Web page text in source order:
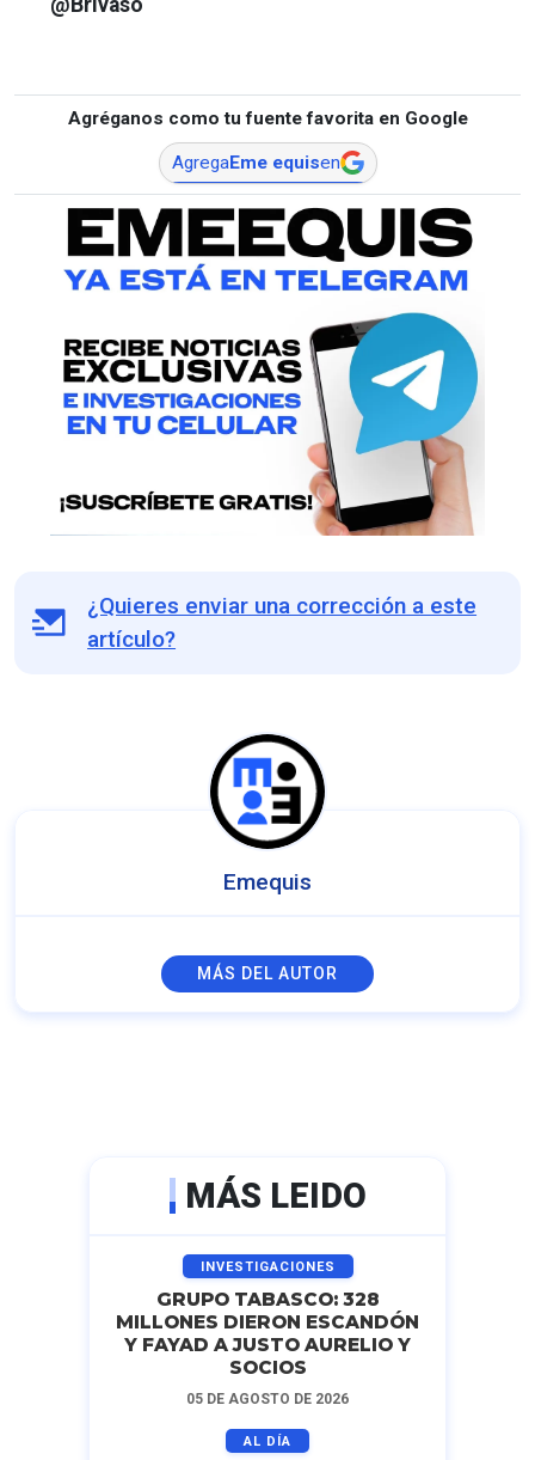
Agréganos como tu fuente favorita en Google
AgregaEme equisen
¿Quieres enviar una corrección a este
artículo?
Emequis
MÁS DEL AUTOR
MÁS LEIDO
INVESTIGACIONES
GRUPO TABASCO: 328
MILLONES DIERON ESCANDÓN
Y FAYAD A JUSTO AURELIO Y
SOCIOS
05 DE AGOSTO DE 2026
AL DÍA